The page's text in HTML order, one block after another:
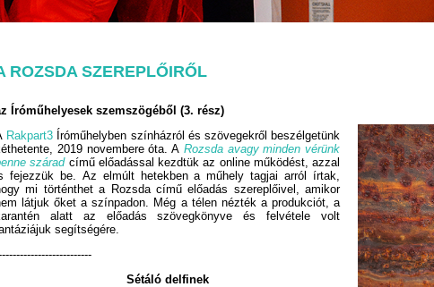
ROZSDA SZEREPLŐIRŐL
Íróműhelyesek szemszögéből (3. rész)
Rakpart3 Íróműhelyben színházról és szövegekről beszélgetünk
2019 novembere óta. A Rozsda avagy minden vérünk
száradcímű előadással kezdtük az online működést, azzal
fejezzük be. Az elmúlt hetekben a műhely tagjai arról írtak,
mi történthet a Rozsda című előadás szereplőivel, amikor
látjuk őket a színpadon. Még a télen nézték a produkciót, a
alatt az előadás szövegkönyve és felvétele volt
segítségére.
Sétáló delfinek